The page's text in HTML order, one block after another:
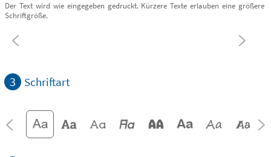
Der Text wird wie eingegeben gedruckt. Kürzere Texte erlauben eine größere
Schriftgröße.
3 Schriftart